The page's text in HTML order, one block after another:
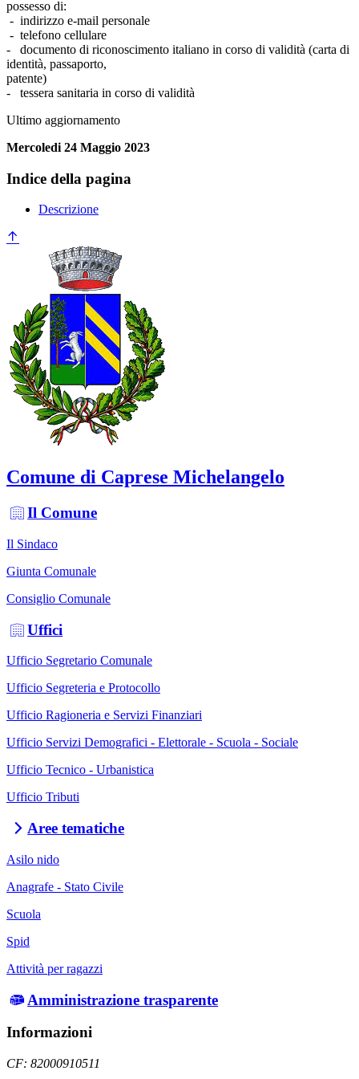
possesso di:
- indirizzo e-mail personale
- telefono cellulare
- documento di riconoscimento italiano in corso di validità (carta di
identità, passaporto,
- tessera sanitaria in corso di validità
Ultimo aggiornamento
Mercoledi 24 Maggio 2023
Indice della pagina
Descrizione
Comune di Caprese Michelangelo
Il Comune
Il Sindaco
Giunta Comunale
Consiglio Comunale
Uffici
Ufficio Segretario Comunale
Ufficio Segreteria e Protocollo
Ufficio Ragioneria e Servizi Finanziari
Ufficio Servizi Demografici - Elettorale - Scuola - Sociale
Ufficio Tecnico - Urbanistica
Ufficio Tributi
Aree tematiche
Asilo nido
Anagrafe - Stato Civile
Scuola
Spid
Attività per ragazzi
Amministrazione trasparente
Informazioni
CF: 82000910511